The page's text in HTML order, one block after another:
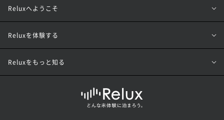
Reluxへようこそ
Reluxを体験する
Reluxをもっと知る